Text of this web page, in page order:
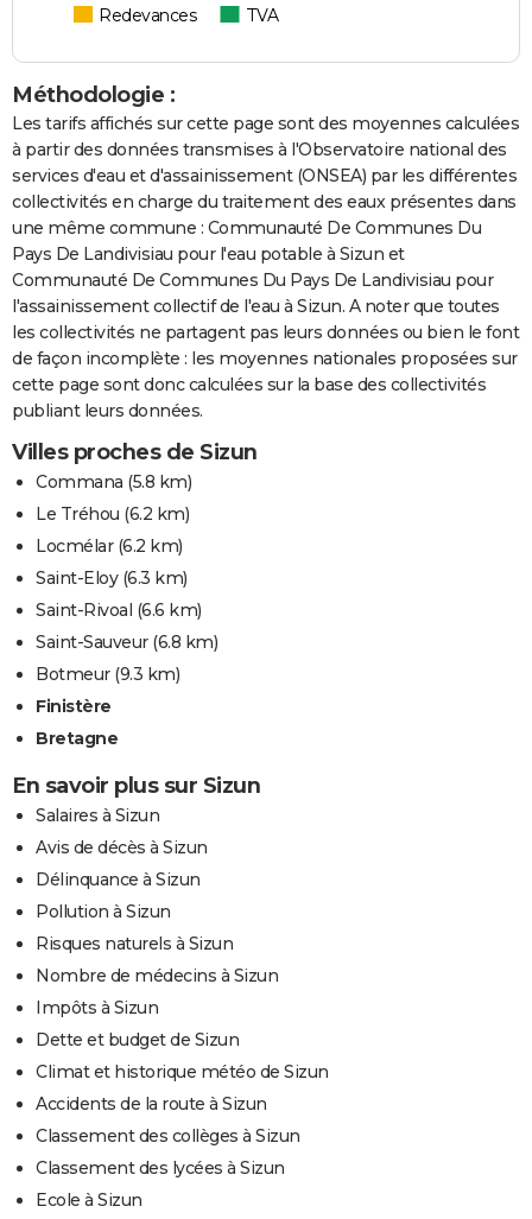
Redevances
TVA
Méthodologie :
Les tarifs affichés sur cette page sont des moyennes calculées
à partir des données transmises à l'Observatoire national des
services d'eau et d'assainissement (ONSEA) par les différentes
collectivités en charge du traitement des eaux présentes dans
une même commune : Communauté De Communes Du
Pays De Landivisiau pour l'eau potable à Sizun et
Communauté De Communes Du Pays De Landivisiau pour
l'assainissement collectif de l'eau à Sizun. A noter que toutes
les collectivités ne partagent pas leurs données ou bien le font
de façon incomplète : les moyennes nationales proposées sur
cette page sont donc calculées sur la base des collectivités
publiant leurs données.
Villes proches de Sizun
Commana (5.8 km)
Le Tréhou (6.2 km)
Locmélar(6.2 km)
Saint-Eloy(6.3 km)
Saint-Rivoal (6.6 km)
Saint-Sauveur(6.8 km)
Botmeur(9.3 km)
Finistère
Bretagne
En savoir plus sur Sizun
Salaires à Sizun
Avis de décès à Sizun
Délinquance à Sizun
Pollution à Sizun
Risques naturels à Sizun
Nombre de médecins à Sizun
Impôts à Sizun
Dette et budget de Sizun
Climat et historique météo de Sizun
Accidents de la route à Sizun
Classement des collèges à Sizun
Classement des lycées à Sizun
Ecole à Sizun